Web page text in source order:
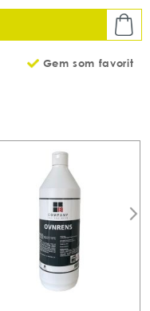
Gem som favorit